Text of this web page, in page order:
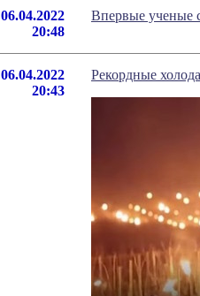
06.04.2022
20:48
Впервые ученые
06.04.2022
20:43
Рекордные